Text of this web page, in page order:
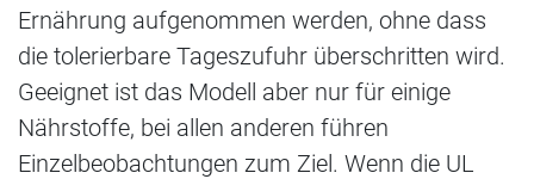
Ernährung aufgenommen werden, ohne dass
die tolerierbare Tageszufuhr überschritten wird.
Geeignet ist das Modell aber nur für einige
Nährstoffe, bei allen anderen führen
Einzelbeobachtungen zum Ziel. Wenn die UL